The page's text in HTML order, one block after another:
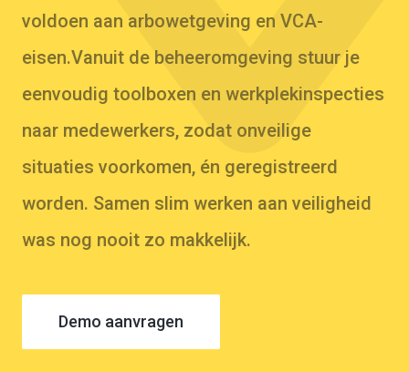
Probeer 1 maand gratis
voldoen aan arbowetgeving en VCA-
eisen.Vanuit de beheeromgeving stuur je
eenvoudig toolboxen en werkplekinspecties
naar medewerkers, zodat onveilige
situaties voorkomen, én geregistreerd
worden. Samen slim werken aan veiligheid
was nog nooit zo makkelijk.
Demo aanvragen